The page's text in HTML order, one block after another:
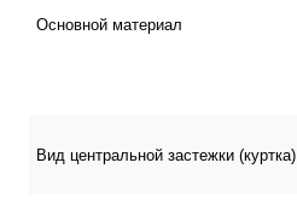
Основной материал
Вид центральной застежки (куртка)